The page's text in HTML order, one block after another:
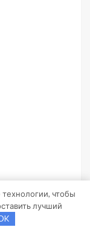
технологии, чтобы
лучший